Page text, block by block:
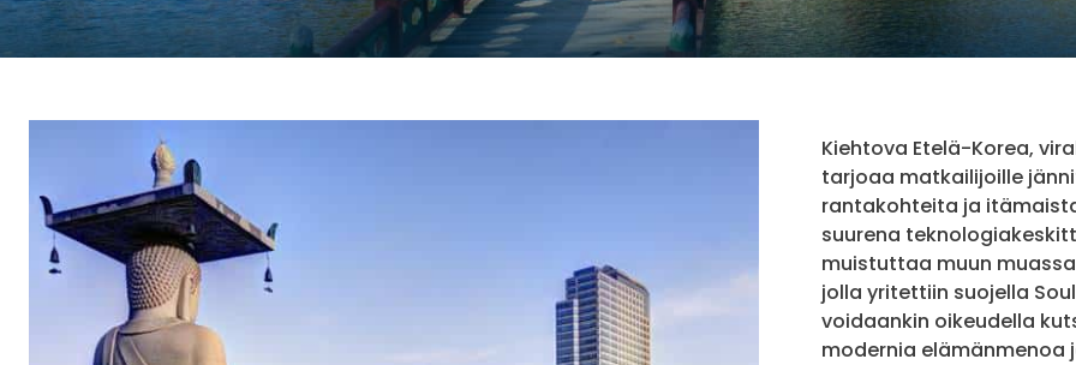
Kiehtova Etelä-Korea,
tarjoaa matkailijoille
rantakohteita ja
suurena
muistuttaa muun
jolla yritettiin suojella
voidaankin oikeudella
modernia elämänmenoa